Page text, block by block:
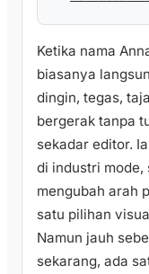
Ketika nama
biasanya
dingin, tegas,
bergerak tanpa
sekadar editor.
di industri mode,
mengubah arah
satu pilihan
Namun jauh
sekarang, ada